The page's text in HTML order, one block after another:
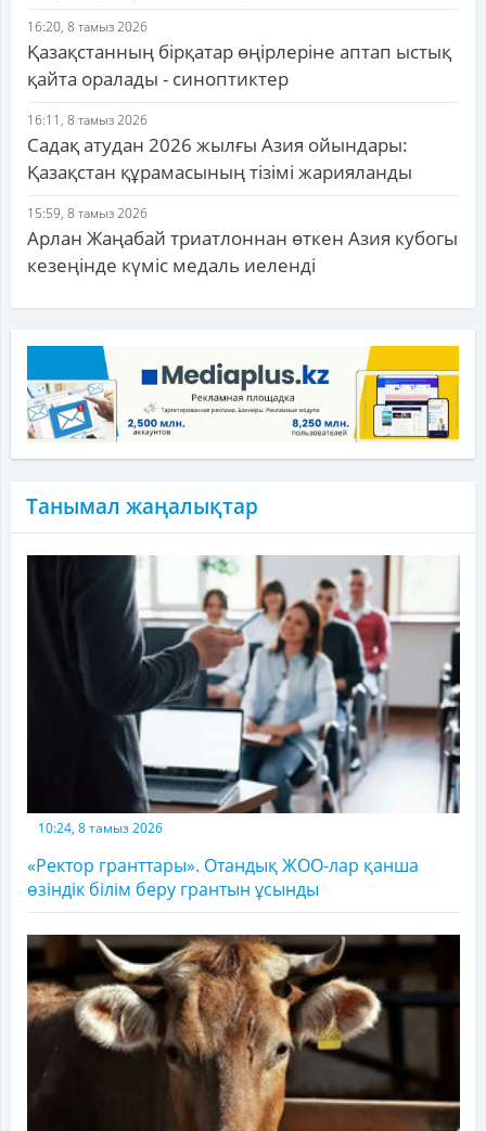
16:20, 8 тамыз 2026
Қазақстанның бірқатар өңірлеріне аптап ыстық
қайта оралады - синоптиктер
16:11, 8 тамыз 2026
Садақ атудан 2026 жылғы Азия ойындары:
Қазақстан құрамасының тізімі жарияланды
15:59, 8 тамыз 2026
Арлан Жаңабай триатлоннан өткен Азия кубогы
кезеңінде күміс медаль иеленді
Танымал жаңалықтар
10:24, 8 тамыз 2026
«Ректор гранттары». Отандық ЖОО-лар қанша
өзіндік білім беру грантын ұсынды